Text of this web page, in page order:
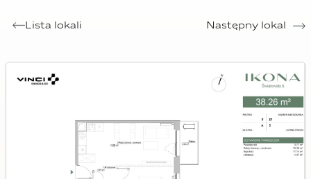
Lista lokali Następny lokal